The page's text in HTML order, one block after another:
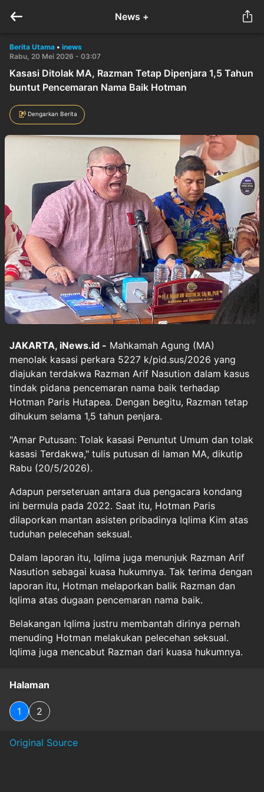
News +
Berita Utama • inews
Rabu, 20 Mei 2026 - 03:07
Kasasi Ditolak MA, Razman Tetap Dipenjara 1,5 Tahun
buntut Pencemaran Nama Baik Hotman
Dengarkan Berita
JAKARTA, iNews.id - Mahkamah Agung (MA)
menolak kasasi perkara 5227 k/pid.sus/2026 yang
diajukan terdakwa Razman Arif Nasution dalam kasus
tindak pidana pencemaran nama baik terhadap
Hotman Paris Hutapea. Dengan begitu, Razman tetap
dihukum selama 1,5 tahun penjara.
"Amar Putusan: Tolak kasasi Penuntut Umum dan tolak
kasasi Terdakwa," tulis putusan di laman MA, dikutip
Rabu (20/5/2026).
Adapun perseteruan antara dua pengacara kondang
ini bermula pada 2022. Saat itu, Hotman Paris
dilaporkan mantan asisten pribadinya Iqlima Kim atas
tuduhan pelecehan seksual.
Dalam laporan itu, Iqlima juga menunjuk Razman Arif
Nasution sebagai kuasa hukumnya. Tak terima dengan
laporan itu, Hotman melaporkan balik Razman dan
Iqlima atas dugaan pencemaran nama baik.
Belakangan Iqlima justru membantah dirinya pernah
menuding Hotman melakukan pelecehan seksual.
Iqlima juga mencabut Razman dari kuasa hukumnya.
Halaman
1 2
Original Source